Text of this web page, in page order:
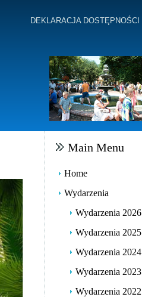
DEKLARACJA DOSTĘPNOŚCI
Main Menu
Home
Wydarzenia
Wydarzenia 2026
Wydarzenia 2025
Wydarzenia 2024
Wydarzenia 2023
Wydarzenia 2022